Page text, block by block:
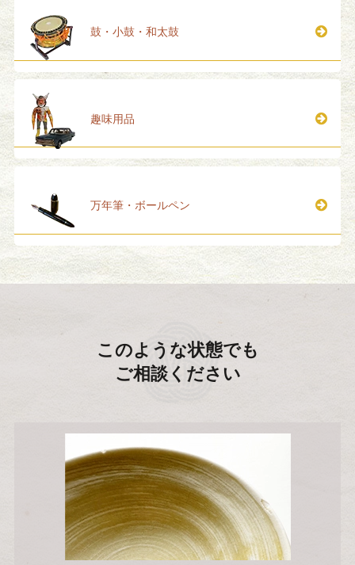
鼓・小鼓・和太鼓
趣味用品
万年筆・ボールペン
このような状態でも
ご相談ください